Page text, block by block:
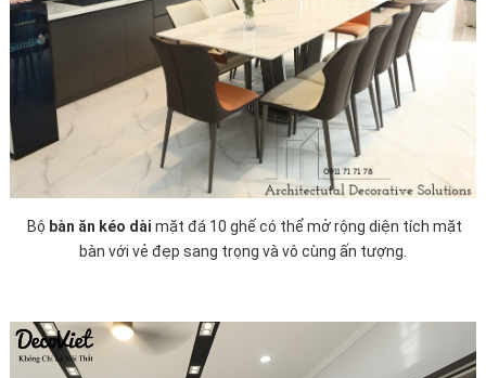
Bộ bàn ăn kéo dài mặt đá 10 ghế có thể mở rộng diện tích mặt
bàn với vẻ đẹp sang trọng và vô cùng ấn tượng.